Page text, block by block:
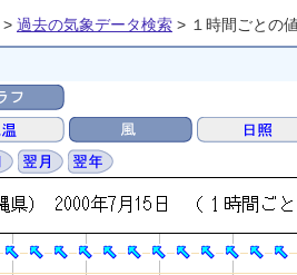
> 過去の気象データ検索 > １時間ごとの